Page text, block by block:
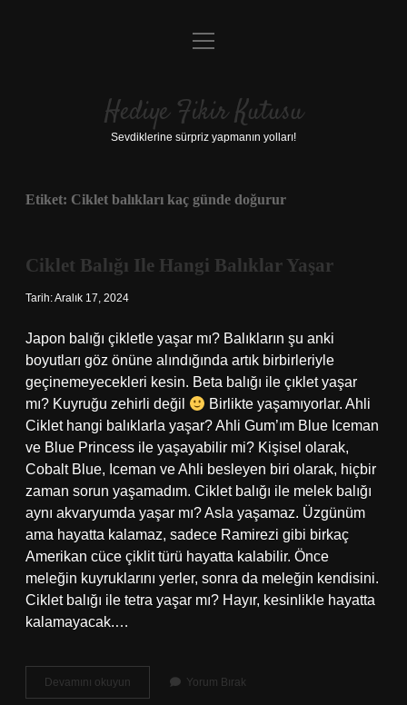
Anasayfa
Yasal Uyarı
menüyü
Hediye Fikir Kutusu
Sevdiklerine sürpriz yapmanın yolları!
Etiket: Ciklet balıkları kaç günde doğurur
Ciklet Balığı Ile Hangi Balıklar Yaşar
Tarih: Aralık 17, 2024
Japon balığı çikletle yaşar mı? Balıkların şu anki
boyutları göz önüne alındığında artık birbirleriyle
geçinemeyecekleri kesin. Beta balığı ile çıklet yaşar
mı? Kuyruğu zehirli değil
Birlikte yaşamıyorlar. Ahli
Ciklet hangi balıklarla yaşar? Ahli Gum’ım Blue Iceman
ve Blue Princess ile yaşayabilir mi? Kişisel olarak,
Cobalt Blue, Iceman ve Ahli besleyen biri olarak, hiçbir
zaman sorun yaşamadım. Ciklet balığı ile melek balığı
aynı akvaryumda yaşar mı? Asla yaşamaz. Üzgünüm
ama hayatta kalamaz, sadece Ramirezi gibi birkaç
Amerikan cüce çiklit türü hayatta kalabilir. Önce
meleğin kuyruklarını yerler, sonra da meleğin kendisini.
Ciklet balığı ile tetra yaşar mı? Hayır, kesinlikle hayatta
kalamayacak.…
Devamını okuyun
Balığı
Yorum Bırak